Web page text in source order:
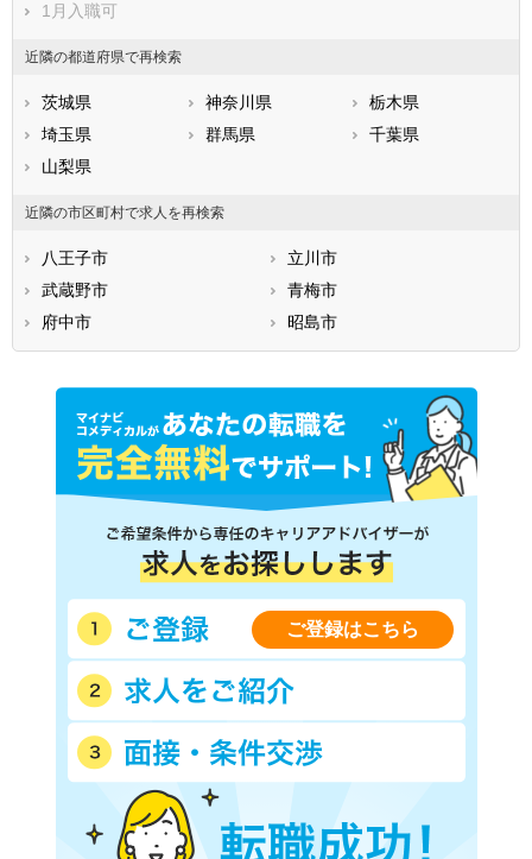
1月入職可
近隣の都道府県で再検索
茨城県 神奈川県
栃木県
埼玉県
群馬県
千葉県
山梨県
近隣の市区町村で求人を再検索
八王子市
立川市
武蔵野市
青梅市
府中市
昭島市
ご登録はこちら